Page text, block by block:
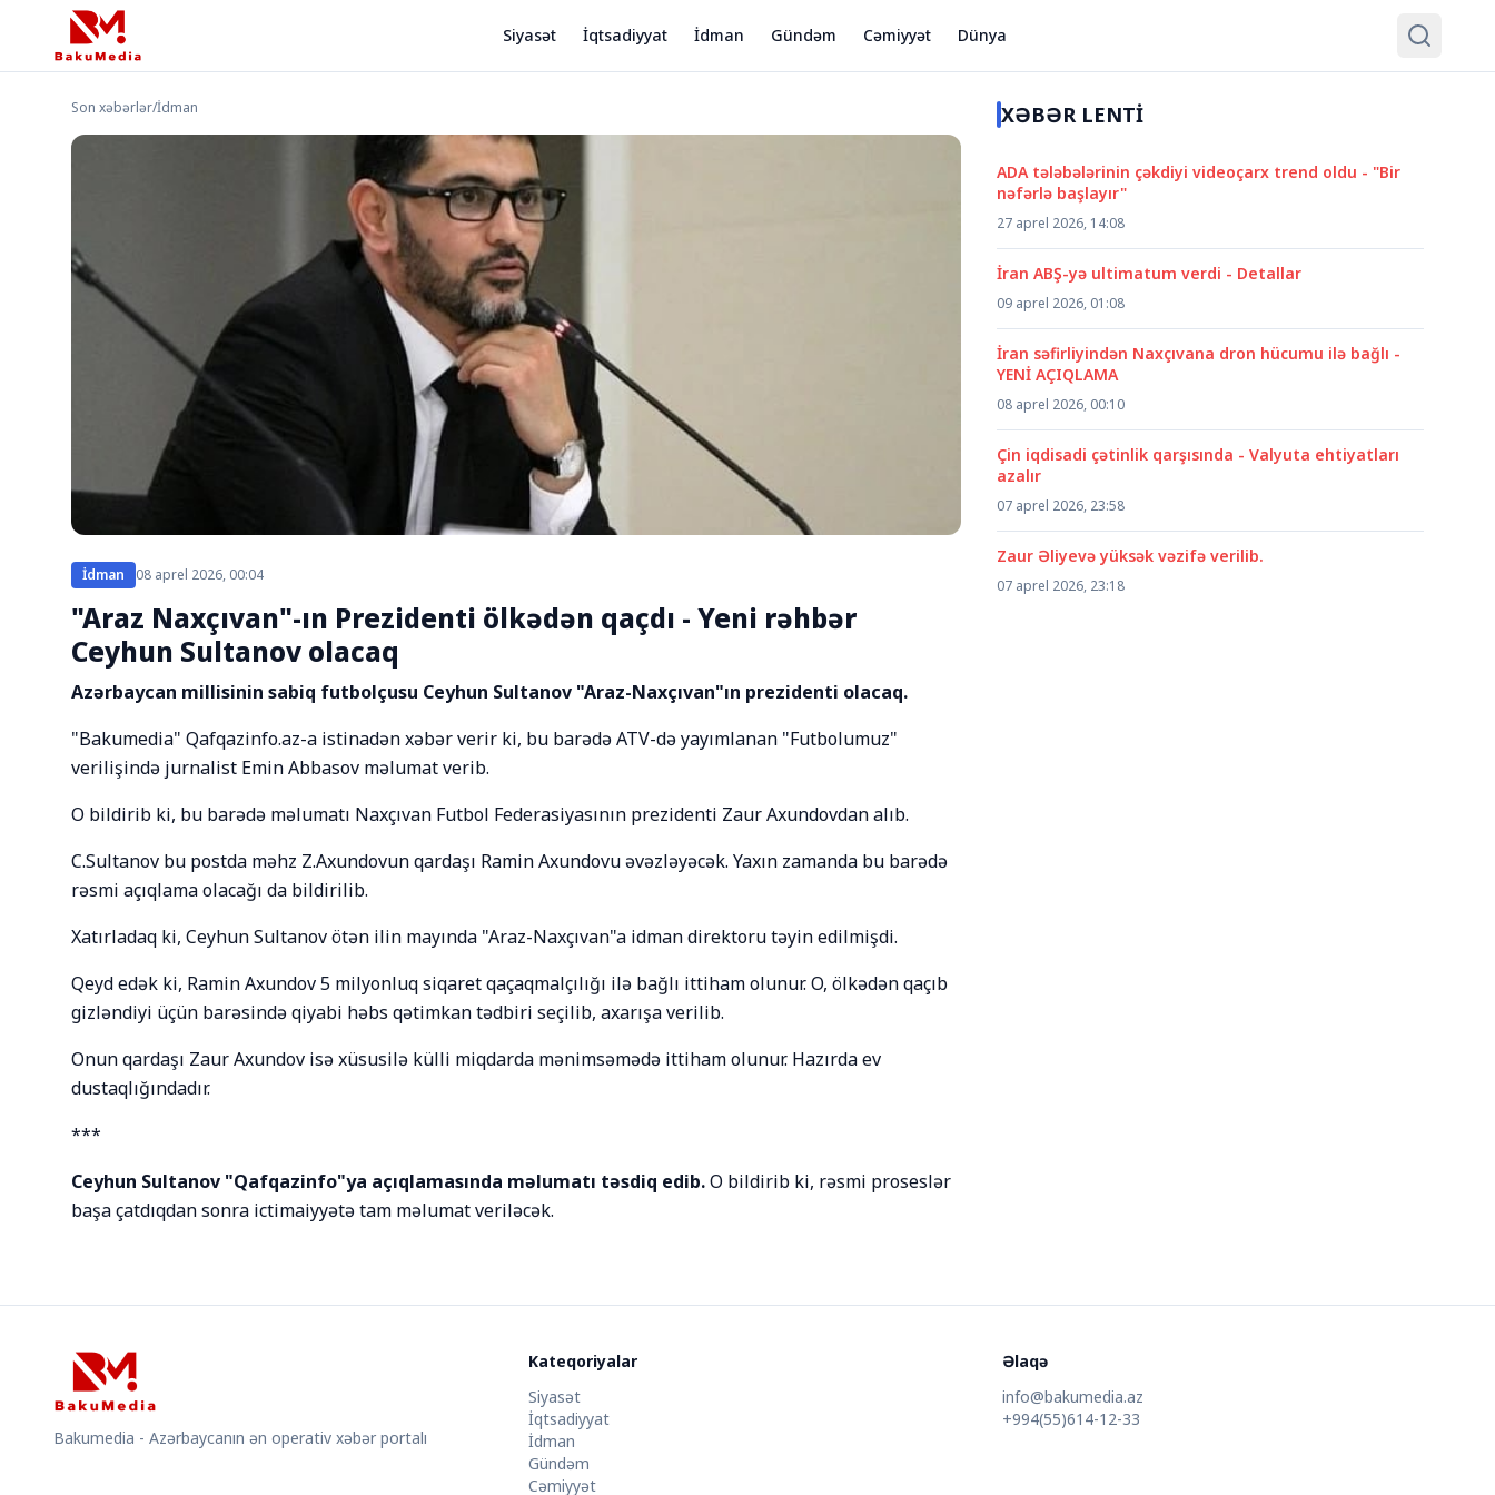
Siyasət İqtsadiyyat İdman Gündəm Cəmiyyət Dünya
Son xəbərlər/İdman
İdman 08 aprel 2026, 00:04
"Araz Naxçıvan"-ın Prezidenti ölkədən qaçdı - Yeni rəhbər
Ceyhun Sultanov olacaq
Azərbaycan millisinin sabiq futbolçusu Ceyhun Sultanov "Araz-Naxçıvan"ın prezidenti olacaq.
"Bakumedia" Qafqazinfo.az-a istinadən xəbər verir ki, bu barədə ATV-də yayımlanan "Futbolumuz"
verilişində jurnalist Emin Abbasov məlumat verib.
O bildirib ki, bu barədə məlumatı Naxçıvan Futbol Federasiyasının prezidenti Zaur Axundovdan alıb.
C.Sultanov bu postda məhz Z.Axundovun qardaşı Ramin Axundovu əvəzləyəcək. Yaxın zamanda bu barədə
rəsmi açıqlama olacağı da bildirilib.
Xatırladaq ki, Ceyhun Sultanov ötən ilin mayında "Araz-Naxçıvan"a idman direktoru təyin edilmişdi.
Qeyd edək ki, Ramin Axundov 5 milyonluq siqaret qaçaqmalçılığı ilə bağlı ittiham olunur. O, ölkədən qaçıb
gizləndiyi üçün barəsində qiyabi həbs qətimkan tədbiri seçilib, axarışa verilib.
Onun qardaşı Zaur Axundov isə xüsusilə külli miqdarda mənimsəmədə ittiham olunur. Hazırda ev
dustaqlığındadır.
***
Ceyhun Sultanov "Qafqazinfo"ya açıqlamasında məlumatı təsdiq edib.O bildirib ki, rəsmi proseslər
başa çatdıqdan sonra ictimaiyyətə tam məlumat veriləcək.
XƏBƏR LENTİ
ADA tələbələrinin çəkdiyi videoçarx trend oldu - "Bir
nəfərlə başlayır"
27 aprel 2026, 14:08
İran ABŞ-yə ultimatum verdi - Detallar
09 aprel 2026, 01:08
İran səfirliyindən Naxçıvana dron hücumu ilə bağlı -
YENİ AÇIQLAMA
08 aprel 2026, 00:10
Çin iqdisadi çətinlik qarşısında - Valyuta ehtiyatları
azalır
07 aprel 2026, 23:58
Zaur Əliyevə yüksək vəzifə verilib.
07 aprel 2026, 23:18
Bakumedia - Azərbaycanın ən operativ xəbər portalı
Kateqoriyalar
Siyasət
İqtsadiyyat
İdman
Gündəm
Cəmiyyət
Əlaqə
info@bakumedia.az
+994(55)614-12-33